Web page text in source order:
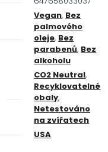
Vegan, Bez
palmového
oleje, Bez
parabenů, Bez
alkoholu
CO2 Neutral,
Recyklovatelné
obaly,
Netestováno
na zvířatech
USA